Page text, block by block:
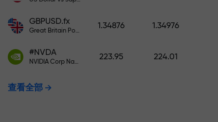
GBPUSD.fx
Great Britain Pound vs US Dollar
1.34876 1.34976
#NVDA
NVIDIA Corp Nasdaq Stock Exchange (Nasdaq) USD
223.95 224.01
查看全部